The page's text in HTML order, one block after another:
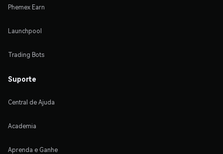
Phemex Earn
Launchpool
Trading Bots
Suporte
Central de Ajuda
Academia
Aprenda e Ganhe